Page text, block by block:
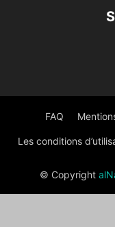
FAQ
Les conditions
© Copyright